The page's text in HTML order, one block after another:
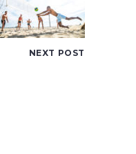
NEXT POST